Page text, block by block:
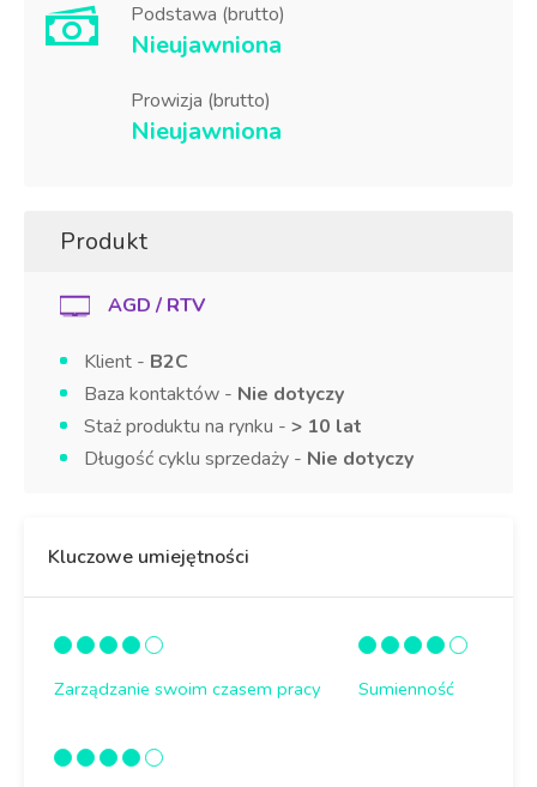
Podstawa (brutto)
Nieujawniona
Prowizja (brutto)
Nieujawniona
Produkt
AGD / RTV
Klient - B2C
Baza kontaktów - Nie dotyczy
Staż produktu na rynku - > 10 lat
Długość cyklu sprzedaży - Nie dotyczy
Kluczowe umiejętności
Zarządzanie swoim czasem pracy Sumienność